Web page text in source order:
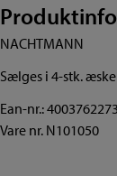
NACHTMANN
Sælges i 4-stk. æske
Ean-nr.:
Vare nr. N101050